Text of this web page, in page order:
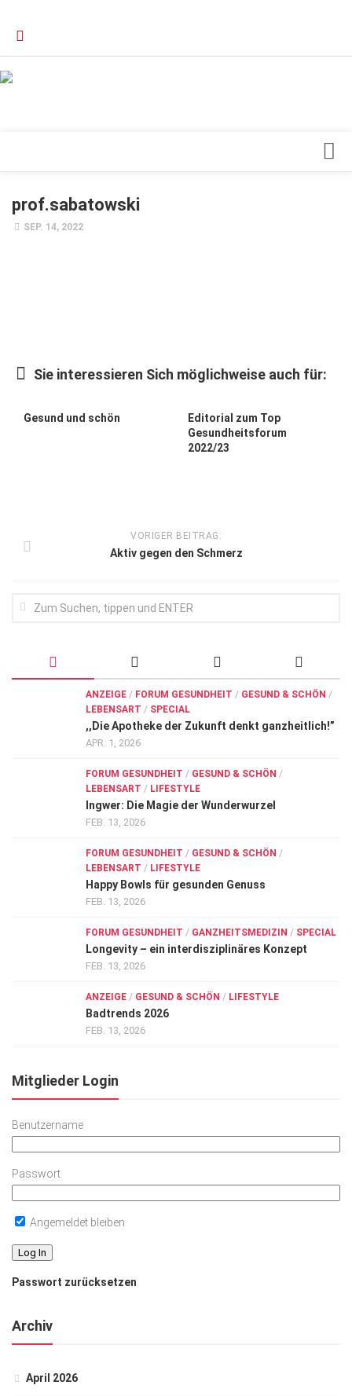
Forschung
Forum Gesundheit
prof.sabatowski
SEP. 14, 2022
Sie interessieren Sich möglichweise auch für:
Gesund und schön
Editorial zum Top
Gesundheitsforum
2022/23
VORIGER BEITRAG:
Aktiv gegen den Schmerz
ANZEIGE / FORUM GESUNDHEIT / GESUND & SCHÖN /
LEBENSART / SPECIAL
,,Die Apotheke der Zukunft denkt ganzheitlich!”
APR. 1, 2026
FORUM GESUNDHEIT / GESUND & SCHÖN /
LEBENSART / LIFESTYLE
Ingwer: Die Magie der Wunderwurzel
FEB. 13, 2026
FORUM GESUNDHEIT / GESUND & SCHÖN /
LEBENSART / LIFESTYLE
Happy Bowls für gesunden Genuss
FEB. 13, 2026
FORUM GESUNDHEIT / GANZHEITSMEDIZIN / SPECIAL
Longevity – ein interdisziplinäres Konzept
FEB. 13, 2026
ANZEIGE / GESUND & SCHÖN / LIFESTYLE
Badtrends 2026
FEB. 13, 2026
Mitglieder Login
Benutzername
Passwort
Angemeldet bleiben
Passwort zurücksetzen
Archiv
April 2026